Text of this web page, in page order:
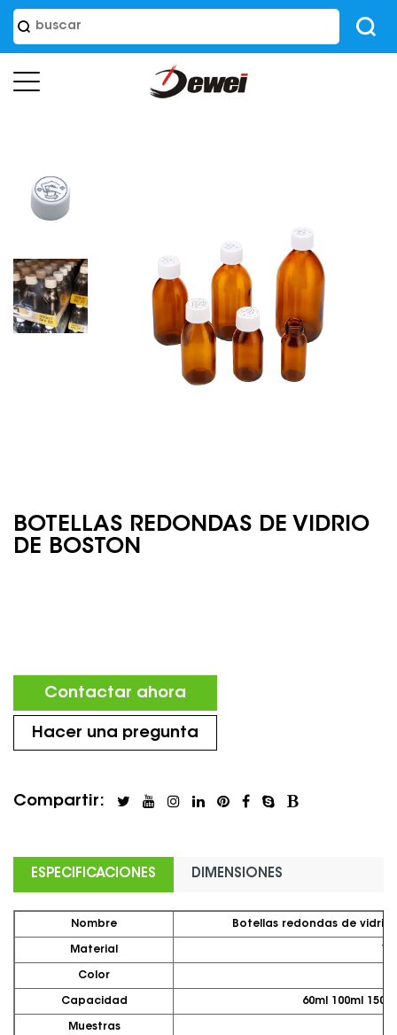
BOTELLAS REDONDAS DE VIDRIO
DE BOSTON
Contactar ahora
Hacer una pregunta
Compartir:
ESPECIFICACIONES DIMENSIONES
Nombre Botellas redondas de
Material
Color
Capacidad 60ml 100ml
Muestras